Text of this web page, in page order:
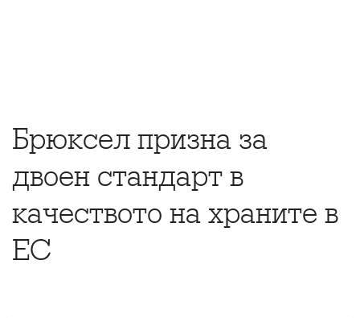
Брюксел призна за
двоен стандарт в
качеството на храните в
ЕС